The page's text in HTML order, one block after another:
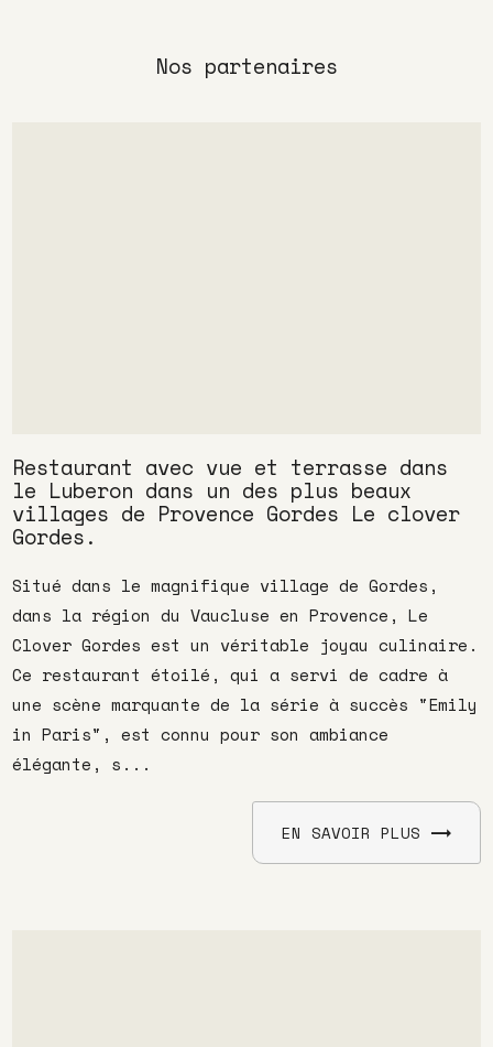
Nos partenaires
Restaurant avec vue et terrasse dans
le Luberon dans un des plus beaux
villages de Provence Gordes Le clover
Gordes.
Situé dans le magnifique village de Gordes,
dans la région du Vaucluse en Provence, Le
Clover Gordes est un véritable joyau culinaire.
Ce restaurant étoilé, qui a servi de cadre à
une scène marquante de la série à succès "Emily
in Paris", est connu pour son ambiance
élégante, s...
EN SAVOIR PLUS